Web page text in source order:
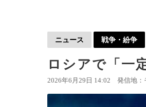
ニュース 戦争・紛争
ロシアで「一
2026年6月29日 14:02 発信地：